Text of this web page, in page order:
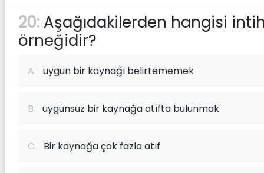
20: Aşağıdakilerden hangisi
örneğidir?
A. uygun bir kaynağı belirtememek
B. uygunsuz bir kaynağa atıfta bulunmak
C. Bir kaynağa çok fazla atıf